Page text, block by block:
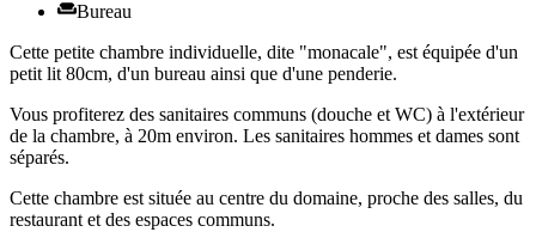
Bureau
Cette petite chambre individuelle, dite "monacale", est équipée d'un
petit lit 80cm, d'un bureau ainsi que d'une penderie.
Vous profiterez des sanitaires communs (douche et WC) à l'extérieur
de la chambre, à 20m environ. Les sanitaires hommes et dames sont
séparés.
Cette chambre est située au centre du domaine, proche des salles, du
restaurant et des espaces communs.